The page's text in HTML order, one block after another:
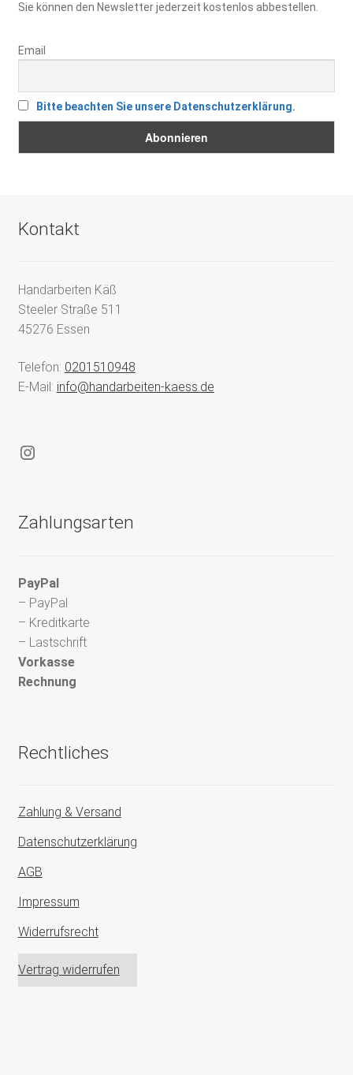
Sie können den Newsletter jederzeit kostenlos abbestellen.
Email
Bitte beachten Sie unsere Datenschutzerklärung.
Kontakt
Handarbeiten Käß
Steeler Straße 511
45276 Essen
Telefon: 0201510948
E-Mail: info@handarbeiten-kaess.de
Instagram
Zahlungsarten
PayPal
– PayPal
– Kreditkarte
– Lastschrift
Vorkasse
Rechnung
Rechtliches
Zahlung & Versand
Datenschutzerklärung
AGB
Impressum
Widerrufsrecht
Vertrag widerrufen